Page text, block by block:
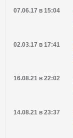
07.06.17 в 15:04
02.03.17 в 17:41
16.08.21 в 22:02
14.08.21 в 23:37